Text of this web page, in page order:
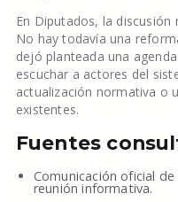
En Diputados, la
No hay todavía una
dejó planteada una
escuchar a actores del
actualización normativa o
existentes.
Fuentes
Comunicación oficial
reunión informativa.